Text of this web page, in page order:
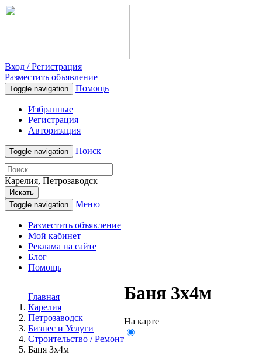
Вход / Регистрация
Разместить объявление
Toggle navigation Помощь
Избранные
Регистрация
Авторизация
Toggle navigation Поиск
Карелия, Петрозаводск
Искать
Toggle navigation
Меню
Разместить объявление
Мой кабинет
Реклама на сайте
Блог
Помощь
Главная
Карелия
Петрозаводск
Бизнес и Услуги
Строительство / Ремонт
Баня 3х4м
Баня 3х4м
На карте